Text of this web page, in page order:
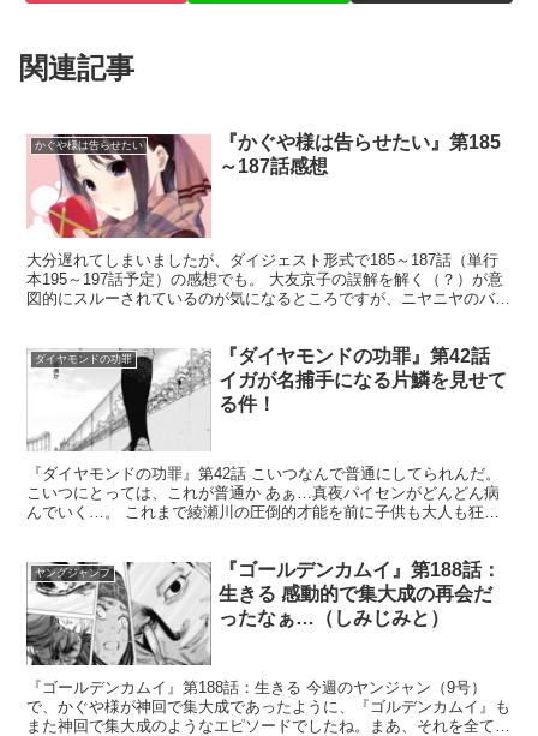
関連記事
かぐや様は告らせたい
『かぐや様は告らせたい』第185
～187話感想
大分遅れてしまいましたが、ダイジェスト形式で185～187話（単行
本195～197話予定）の感想でも。 大友京子の誤解を解く（？）が意
図的にスルーされているのが気になるところですが、ニヤニヤのバレ
ダイヤモンドの功罪
『ダイヤモンドの功罪』第42話
イガが名捕手になる片鱗を見せて
る件！
『ダイヤモンドの功罪』第42話 こいつなんで普通にしてられんだ。
こいつにとっては、これが普通か あぁ…真夜パイセンがどんどん病
んでいく…。 これまで綾瀬川の圧倒的才能を前に子供も大人も狂っ
ヤングジャンプ
『ゴールデンカムイ』第188話：
生きる 感動的で集大成の再会だ
ったなぁ…（しみじみと）
『ゴールデンカムイ』第188話：生きる 今週のヤンジャン（9号）
で、かぐや様が神回で集大成であったように、『ゴルデンカムイ』も
また神回で集大成のようなエピソードでしたね。まあ、それを全て台